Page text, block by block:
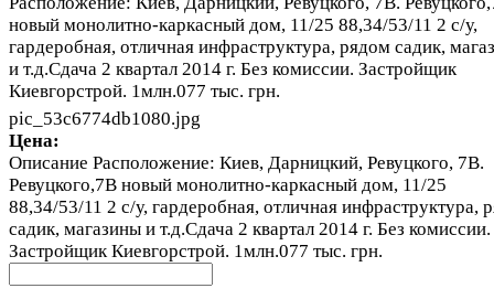
новый монолитно-каркасный дом, 11/25 88,34/53/11 2 с/у,
гардеробная, отличная инфраструктура, рядом садик,
и т.д.Сдача 2 квартал 2014 г. Без комиссии. Застройщик
Киевгорстрой. 1млн.077 тыс. грн.
pic_53c6774db1080.jpg
Цена:
Описание Расположение: Киев, Дарницкий, Ревуцкого, 7В.
Ревуцкого,7В новый монолитно-каркасный дом, 11/25
88,34/53/11 2 с/у, гардеробная, отличная инфраструктура,
садик, магазины и т.д.Сдача 2 квартал 2014 г. Без комиссии.
Застройщик Киевгорстрой. 1млн.077 тыс. грн.